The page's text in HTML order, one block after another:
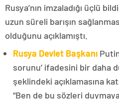
Rusya’nın imzaladığı üçlü
uzun süreli barışın
olduğunu açıklamıştı.
Rusya Devlet Başkanı
sorunu’ ifadesini bir daha
şeklindeki açıklamasına
“Ben de bu sözleri